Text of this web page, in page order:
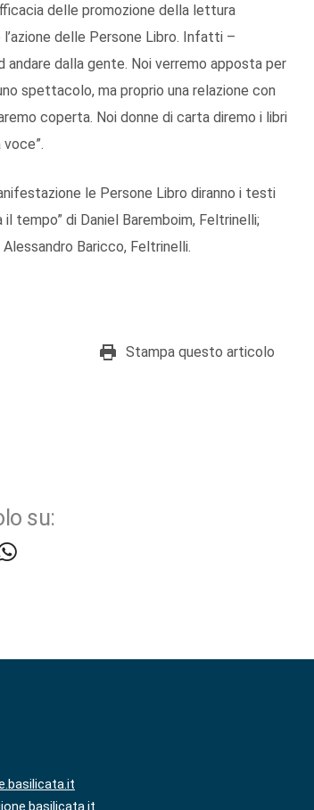
delle promozione della lettura
delle Persone Libro. Infatti –
andare dalla gente. Noi verremo apposta per
spettacolo, ma proprio una relazione con
coperta. Noi donne di carta diremo i libri
le Persone Libro diranno i testi
il tempo” di Daniel Baremboim, Feltrinelli;
Baricco, Feltrinelli.
Stampa questo articolo
su: